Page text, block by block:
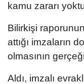
kamu zararı
Bilirkişi
attığı imzaların
olmasının
Aldı, imzalı